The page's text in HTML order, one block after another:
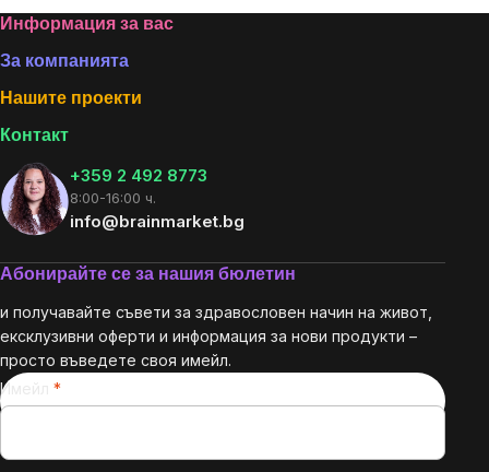
controls
Footer
Информация за вас
За компанията
Нашите проекти
Контакт
+359 2 492 8773
8:00-16:00 ч.
info@brainmarket.bg
Абонирайте се за нашия бюлетин
и получавайте съвети за здравословен начин на живот,
ексклузивни оферти и информация за нови продукти –
просто въведете своя имейл.
Имейл